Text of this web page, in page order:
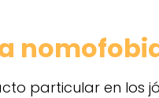
particular en los